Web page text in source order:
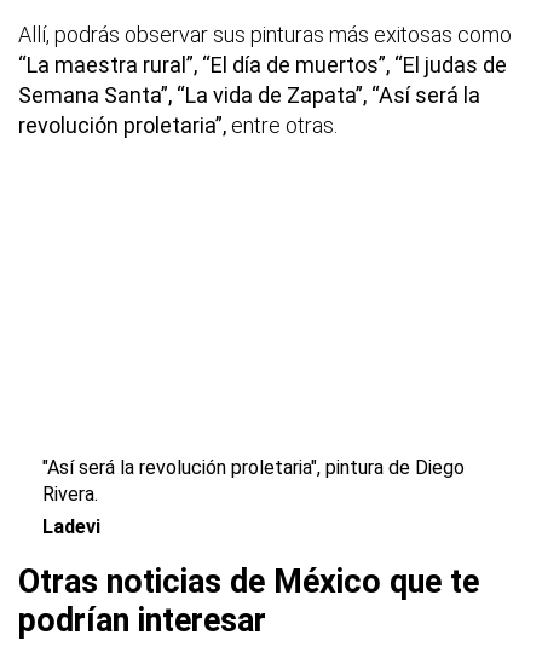
Allí, podrás observar sus pinturas más exitosas como
“La maestra rural”, “El día de muertos”, “El judas de
Semana Santa”, “La vida de Zapata”, “Así será la
revolución proletaria”, entre otras.
"Así será la revolución proletaria", pintura de Diego
Rivera.
Ladevi
Otras noticias de México que te
podrían interesar